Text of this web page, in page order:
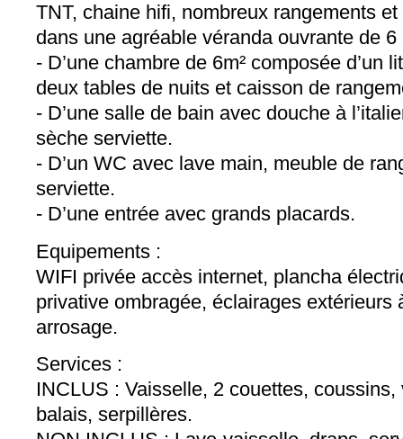
TNT, chaine hifi, nombreux rangements et
dans une agréable véranda ouvrante de
- D’une chambre de 6m² composée d’un
deux tables de nuits et caisson de
- D’une salle de bain avec douche à
sèche serviette.
- D’un WC avec lave main, meuble de
serviette.
- D’une entrée avec grands placards.
Equipements :
WIFI privée accès internet, plancha
privative ombragée, éclairages extérieurs
arrosage.
Services :
INCLUS : Vaisselle, 2 couettes,
balais, serpillères.